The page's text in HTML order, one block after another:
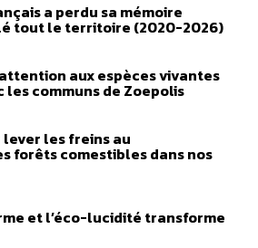
a perdu sa mémoire
tout le territoire (2020-2026)
aux espèces vivantes
les communs de Zoepolis
les freins au
forêts comestibles dans nos
et l’éco-lucidité transforme